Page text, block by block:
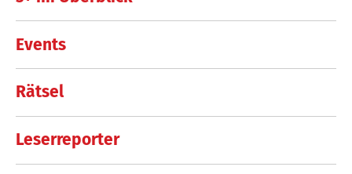
Events
Rätsel
Leserreporter